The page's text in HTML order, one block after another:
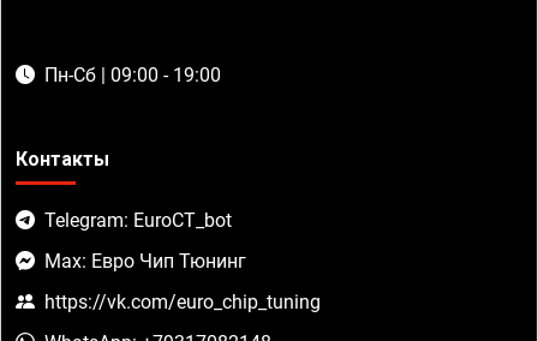
Пн-Сб | 09:00 - 19:00
Контакты
Telegram: EuroCT_bot
Max: Евро Чип Тюнинг
https://vk.com/euro_chip_tuning